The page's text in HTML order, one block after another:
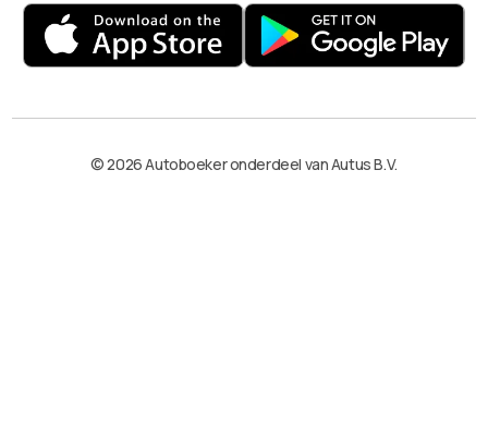
© 2026 Autoboeker onderdeel van Autus B.V.